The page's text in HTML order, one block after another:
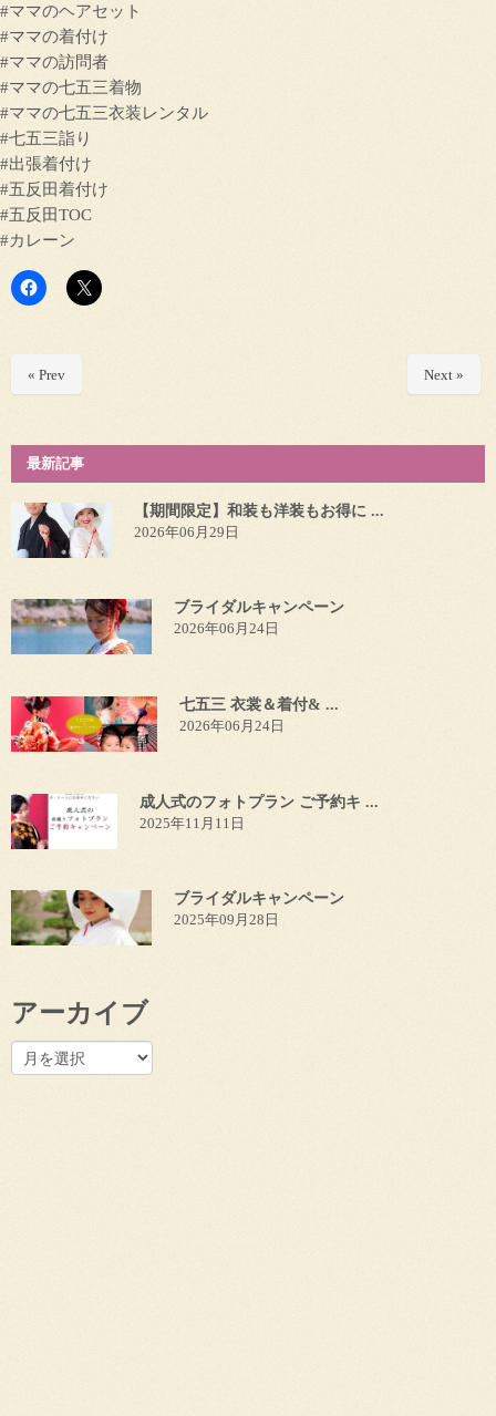
#ママのヘアセット
#ママの着付け
#ママの訪問者
#ママの七五三着物
#ママの七五三衣装レンタル
#七五三詣り
#出張着付け
#五反田着付け
#五反田TOC
#カレーン
« Prev Next »
最新記事
【期間限定】和装も洋装もお得に ...
2026年06月29日
ブライダルキャンペーン
2026年06月24日
七五三 衣裳＆着付& ...
2026年06月24日
成人式のフォトプラン ご予約キ ...
2025年11月11日
ブライダルキャンペーン
2025年09月28日
アーカイブ